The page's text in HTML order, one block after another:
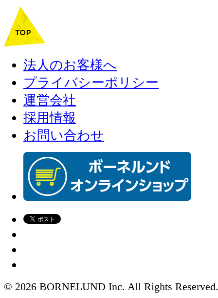
法人のお客様へ
プライバシーポリシー
運営会社
採用情報
お問い合わせ
© 2026 BORNELUND Inc. All Rights Reserved.